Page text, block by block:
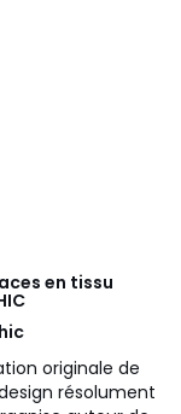
en tissu
originale de
résolument